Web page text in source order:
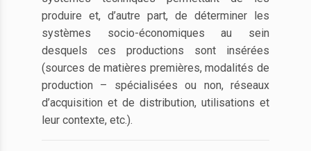
produire et, d’autre part, de déterminer les
systèmes socio-économiques au sein
desquels ces productions sont insérées
(sources de matières premières, modalités de
production – spécialisées ou non, réseaux
d’acquisition et de distribution, utilisations et
leur contexte, etc.).